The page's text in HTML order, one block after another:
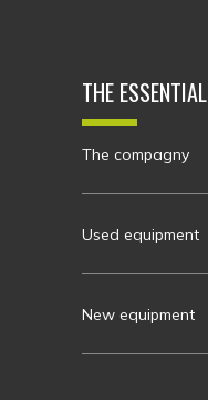
THE ESSENTIAL
The compagny
Used equipment
New equipment